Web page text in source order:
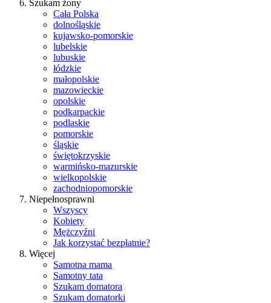
Szukam żony
Cała Polska
dolnośląskie
kujawsko-pomorskie
lubelskie
lubuskie
łódzkie
małopolskie
mazowieckie
opolskie
podkarpackie
podlaskie
pomorskie
śląskie
świętokrzyskie
warmińsko-mazurskie
wielkopolskie
zachodniopomorskie
Niepełnosprawni
Wszyscy
Kobiety
Mężczyźni
Jak korzystać bezpłatnie?
Więcej
Samotna mama
Samotny tata
Szukam domatora
Szukam domatorki